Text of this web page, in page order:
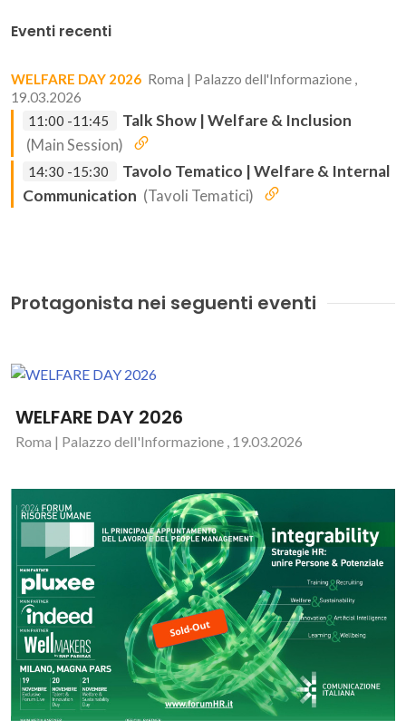
Eventi recenti
WELFARE DAY 2026 Roma | Palazzo dell'Informazione ,
19.03.2026
11:00 -11:45
Talk Show | Welfare & Inclusion
(Main Session)
14:30 -15:30
Tavolo Tematico | Welfare & Internal
Communication (Tavoli Tematici)
Protagonista nei seguenti eventi
WELFARE DAY 2026
Roma | Palazzo dell'Informazione , 19.03.2026